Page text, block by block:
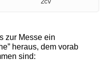
zur Messe ein
heraus, dem vorab
sind: